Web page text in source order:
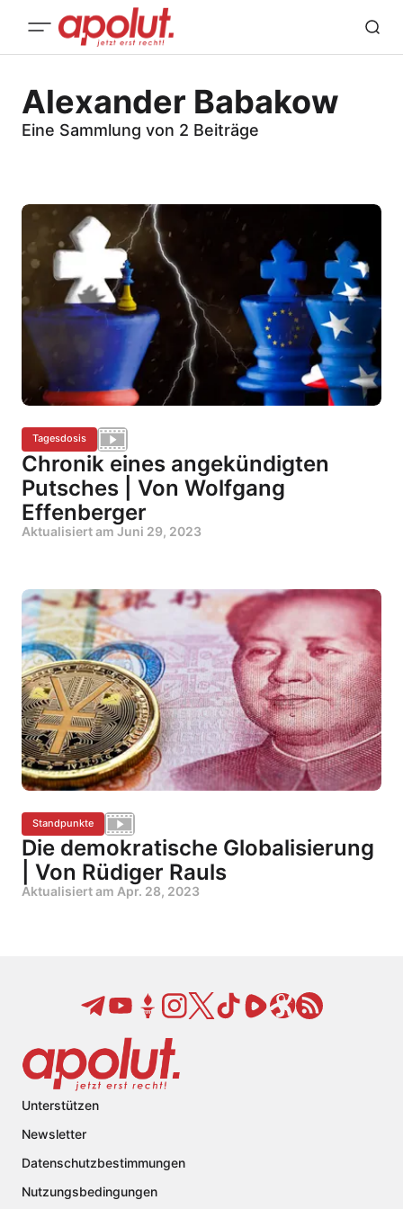
Alexander Babakow
Eine Sammlung von 2 Beiträge
Tagesdosis
Chronik eines angekündigten
Putsches | Von Wolfgang
Effenberger
Aktualisiert am Juni 29, 2023
Standpunkte
Die demokratische Globalisierung
| Von Rüdiger Rauls
Aktualisiert am Apr. 28, 2023
Unterstützen
Newsletter
Datenschutzbestimmungen
Nutzungsbedingungen